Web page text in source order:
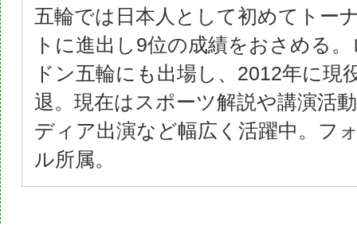
五輪では日本人として初めてトー
トに進出し9位の成績をおさめる
ドン五輪にも出場し、2012年に現
退。現在はスポーツ解説や講演活
ディア出演など幅広く活躍中。フ
ル所属。